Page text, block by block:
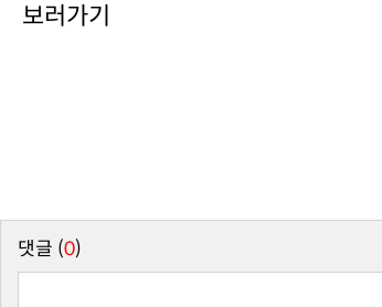
보러가기
댓글 (0)